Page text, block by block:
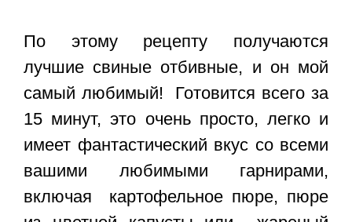
По этому рецепту получаются
лучшие свиные отбивные, и он мой
самый любимый! Готовится всего за
15 минут, это очень просто, легко и
имеет фантастический вкус со всеми
вашими любимыми гарнирами,
включая картофельное пюре, пюре